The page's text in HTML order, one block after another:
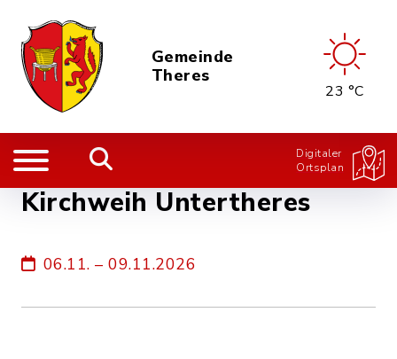
Gemeinde
Theres
23 °C
Digitaler
Ortsplan
Kirchweih Untertheres
06.11. – 09.11.2026